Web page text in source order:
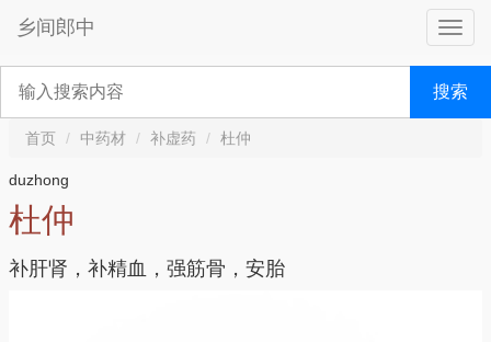
乡间郎中
搜索
首页 中药材 补虚药 杜仲
duzhong
杜仲
补肝肾，补精血，强筋骨，安胎